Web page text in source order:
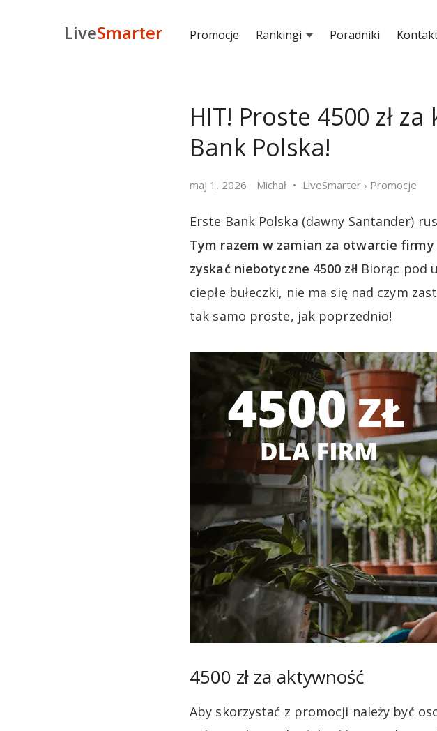
LiveSmarter Promocje Rankingi Poradniki
HIT! Proste 4500 zł
Bank Polska!
maj 1, 2026 Michał LiveSmarter › Promocje
Erste Bank Polska (dawny Santander)
Tym razem w zamian za otwarcie
zyskać niebotyczne 4500 zł!Biorąc pod
ciepłe bułeczki, nie ma się nad czym
tak samo proste, jak poprzednio!
4500 zł za aktywność
Aby skorzystać z promocji należy być